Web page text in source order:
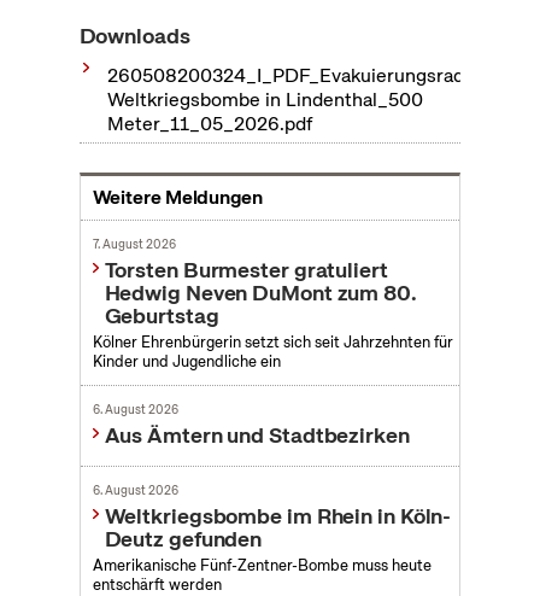
Downloads
260508200324_I_PDF_Evakuierungsradius
Weltkriegsbombe in Lindenthal_500
Meter_11_05_2026.pdf
Weitere Meldungen
7. August 2026
Torsten Burmester gratuliert
Hedwig Neven DuMont zum 80.
Geburtstag
Kölner Ehrenbürgerin setzt sich seit Jahrzehnten für
Kinder und Jugendliche ein
6. August 2026
Aus Ämtern und Stadtbezirken
6. August 2026
Weltkriegsbombe im Rhein in Köln-
Deutz gefunden
Amerikanische Fünf-Zentner-Bombe muss heute
entschärft werden